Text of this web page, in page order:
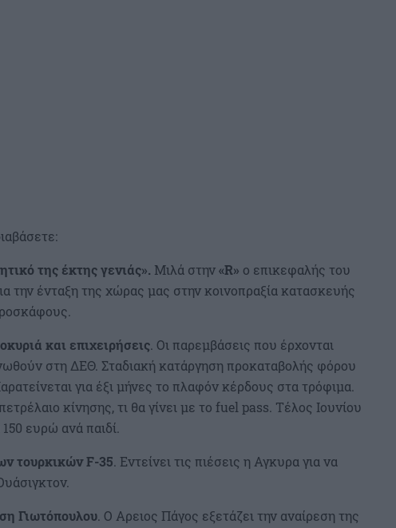
της έκτης γενιάς». Μιλά στην«R» ο επικεφαλής του
την ένταξη της χώρας μας στην κοινοπραξία κατασκευής
και επιχειρήσεις. Οι παρεμβάσεις που έρχονται
στη ΔΕΘ. Σταδιακή κατάργηση προκαταβολής φόρου
για έξι μήνες το πλαφόν κέρδους στα τρόφιμα.
κίνησης, τι θα γίνει με το fuel pass. Τέλος Ιουνίου
ευρώ ανά παιδί.
τουρκικών F-35. Εντείνει τις πιέσεις η Αγκυρα για να
Γιωτόπουλου. Ο Αρειος Πάγος εξετάζει την αναίρεση της